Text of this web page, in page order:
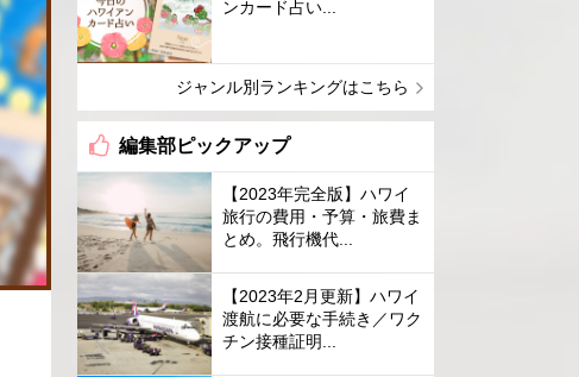
ンカード占い...
ジャンル別ランキングはこちら
編集部ピックアップ
【2023年完全版】ハワイ
旅行の費用・予算・旅費ま
とめ。飛行機代...
【2023年2月更新】ハワイ
渡航に必要な手続き／ワク
チン接種証明...